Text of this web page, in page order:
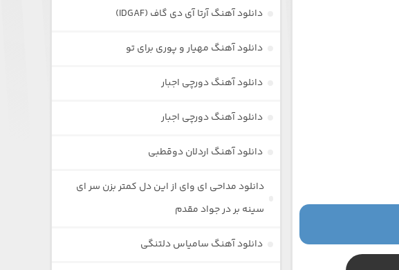
دانلود آهنگ آرتا آی دی گاف (IDGAF)
دانلود آهنگ مهیار و پوری برای تو
دانلود آهنگ دورچی اجبار
دانلود آهنگ دورچی اجبار
دانلود آهنگ اردلان دوقطبی
دانلود مداحی ای وای از این دل کمتر بزن سر ای
سینه بر در جواد مقدم
دانلود آهنگ سامیاس دلتنگی